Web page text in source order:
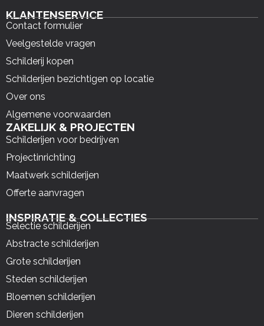
KLANTENSERVICE
Contact formulier
Veelgestelde vragen
Schilderij kopen
Schilderijen bezichtigen op locatie
Over ons
Algemene voorwaarden
ZAKELIJK & PROJECTEN
Schilderijen voor bedrijven
Projectinrichting
Maatwerk schilderijen
Offerte aanvragen
INSPIRATIE & COLLECTIES
Selectie schilderijen
Abstracte schilderijen
Grote schilderijen
Steden schilderijen
Bloemen schilderijen
Dieren schilderijen